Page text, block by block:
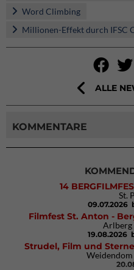
Word Climbing
Millionen-Effekt durch IFSC
ALLE
KOMMENTARE
14
St.
09.07.2026
Filmfest St. Anton -
Arlberg
19.08.2026
Strudel, Film und
Weidendom